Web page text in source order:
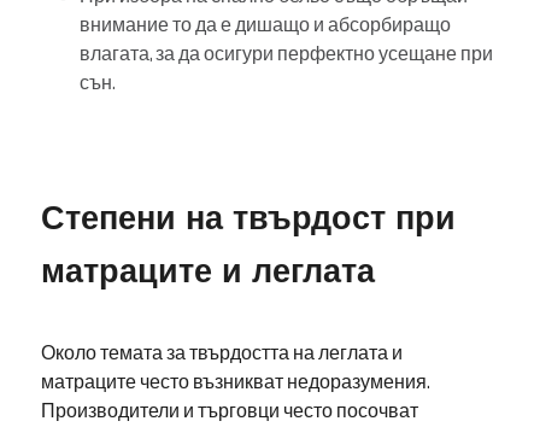
внимание то да е дишащо и абсорбиращо
влагата, за да осигури перфектно усещане при
сън.
Степени на твърдост при
матраците и леглата
Около темата за твърдостта на леглата и
матраците често възникват недоразумения.
Производители и търговци често посочват